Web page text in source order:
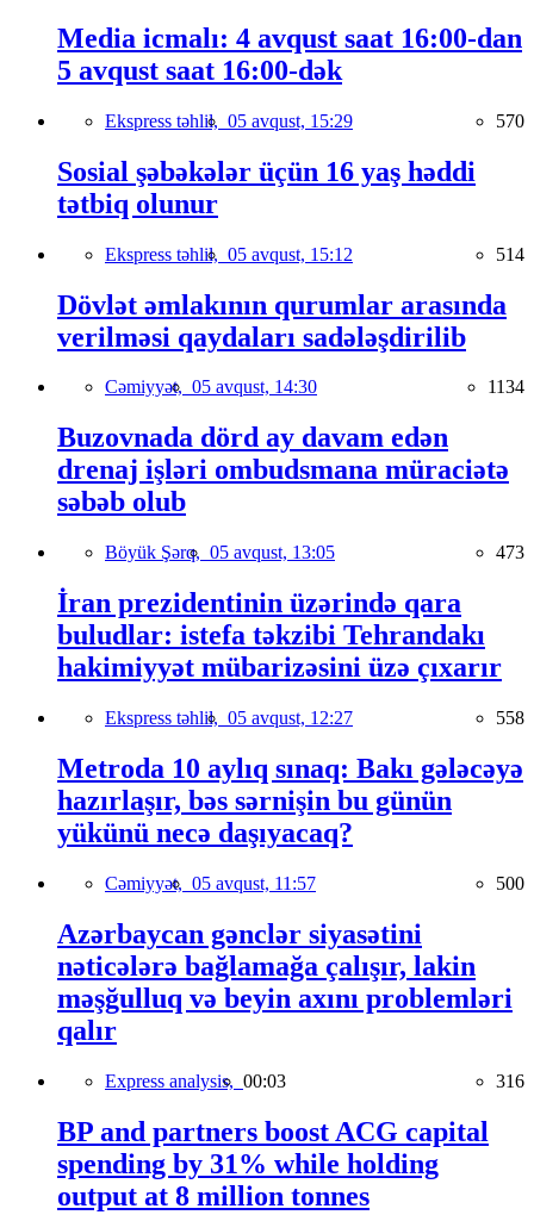
Media icmalı: 4 avqust saat 16:00-dan
5 avqust saat 16:00-dək
Ekspress təhlil, 05 avqust, 15:29 570
Sosial şəbəkələr üçün 16 yaş həddi
tətbiq olunur
Ekspress təhlil, 05 avqust, 15:12 514
Dövlət əmlakının qurumlar arasında
verilməsi qaydaları sadələşdirilib
Cəmiyyət, 05 avqust, 14:30 1134
Buzovnada dörd ay davam edən
drenaj işləri ombudsmana müraciətə
səbəb olub
Böyük Şərq, 05 avqust, 13:05 473
İran prezidentinin üzərində qara
buludlar: istefa təkzibi Tehrandakı
hakimiyyət mübarizəsini üzə çıxarır
Ekspress təhlil, 05 avqust, 12:27 558
Metroda 10 aylıq sınaq: Bakı gələcəyə
hazırlaşır, bəs sərnişin bu günün
yükünü necə daşıyacaq?
Cəmiyyət, 05 avqust, 11:57 500
Azərbaycan gənclər siyasətini
nəticələrə bağlamağa çalışır, lakin
məşğulluq və beyin axını problemləri
qalır
Express analysis, 00:03 316
BP and partners boost ACG capital
spending by 31% while holding
output at 8 million tonnes